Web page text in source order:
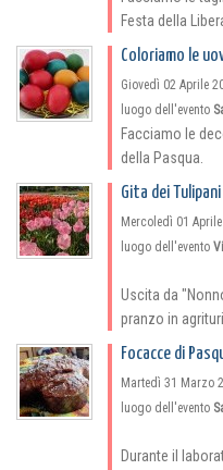
Festa della
Coloriamo le
Giovedì 02 Aprile
luogo dell'evento
Facciamo le
della Pasqua.
Gita dei
Mercoledì 01
luogo dell'evento
Uscita da
pranzo in
Focacce di
Martedì 31 Marzo
luogo dell'evento
Durante il